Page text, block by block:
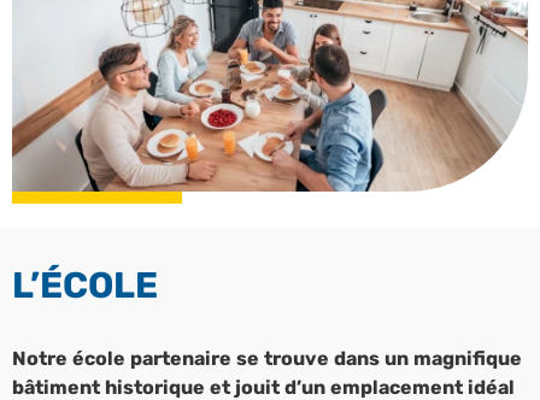
L’ÉCOLE
Notre école partenaire se trouve dans un magnifique
bâtiment historique et jouit d’un emplacement idéal